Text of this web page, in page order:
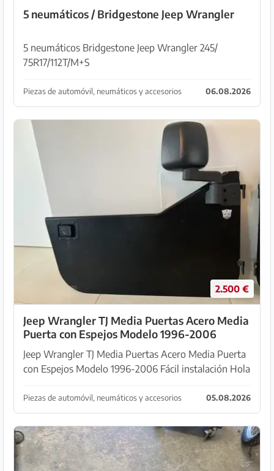
5 neumáticos / Bridgestone Jeep Wrangler
5 neumáticos Bridgestone Jeep Wrangler 245/
75R17/112T/M+S
Piezas de automóvil, neumáticos y accesorios 06.08.2026
2.500 €
Jeep Wrangler TJ Media Puertas Acero Media
Puerta con Espejos Modelo 1996-2006
Jeep Wrangler TJ Media Puertas Acero Media Puerta
con Espejos Modelo 1996-2006 Fácil instalación Hola
Ubicación: Porto Colom / Portocolom
Piezas de automóvil, neumáticos y accesorios 05.08.2026